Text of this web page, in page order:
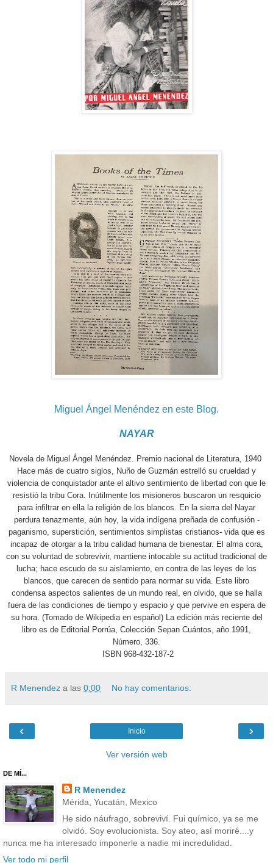
Miguel Ángel Menéndez en este Blog.
NAYAR
Novela de Miguel Ángel Menéndez. Premio nacional de Literatura, 1940
Hace más de cuatro siglos, Nuño de Guzmán estrelló su crueldad y
violencia de conquistador ante el altivo sentimiento de libertad con que le
resistió la tribu Cora. Inútilmente los misioneros buscaron un resquicio
para infiltrar en ella la religión de los blancos. En la sierra del Nayar
perdura tenazmente, aún hoy, la vida indígena preñada de confusión -
paganismo, superstición, sentimientos simplistas cristianos- vida que es
incapaz de otorgar a la tribu calidad humana de bienestar. El alma cora,
con su voluntad de sobrevivir, mantiene intocable su actitud tradicional de
lucha; hace escudo de su aislamiento, en contra de las leyes de los
blancos, que carecen de sentido para normar su vida. Este libro
condensa aspectos salientes de un mundo real, en olvido, que se halla
fuera de las condiciones de tiempo y espacio y que pervive en espera de
su hora. (Tomado de Wikipedia en español)
La edición más reciente del
libro es de Editorial Porrúa, Colección Sepan Cuántos, año 1991,
Número, 336.
ISBN 968-432-187-2
R Menendez a las 0:00 No hay comentarios:
‹ ›
Inicio
Ver versión web
DE MÍ...
R Menendez
Mérida, Yucatán, Mexico
He sido náufrago, sobreviví. Fui químico, ya se me
olvidó. Soy evolucionista. Soy ateo, así moriré....y
nunca me ha interesado imponerle a nadie mi incredulidad.
Ver todo mi perfil